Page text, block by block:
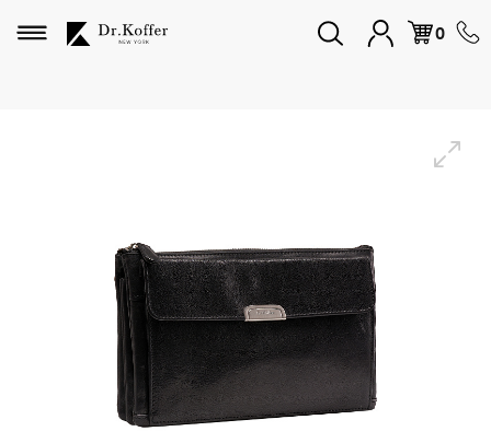
0
Избранное
Женская коллекция
Подарки и сувениры
Подарочные карты